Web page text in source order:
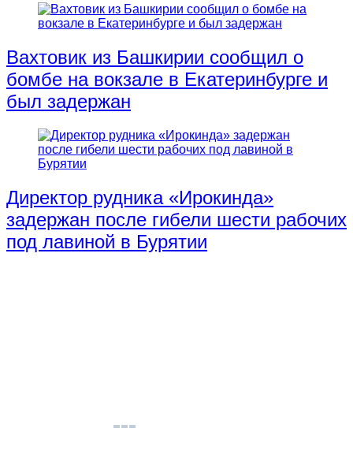
Вахтовик из Башкирии сообщил о
бомбе на вокзале в Екатеринбурге и
был задержан
Директор рудника «Ирокинда»
задержан после гибели шести рабочих
под лавиной в Бурятии